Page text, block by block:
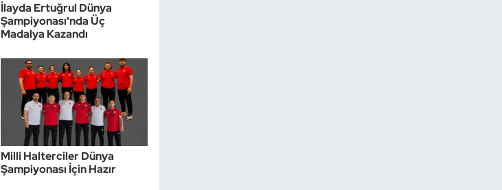
İlayda Ertuğrul Dünya
Şampiyonası'nda Üç
Madalya Kazandı
Milli Halterciler Dünya
Şampiyonası İçin Hazır